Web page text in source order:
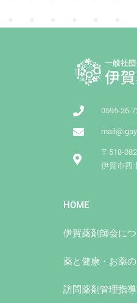
0595-26-
〒518-
伊賀市四
HOME
伊賀薬剤師会に
薬と健康・お薬
訪問薬剤管理指